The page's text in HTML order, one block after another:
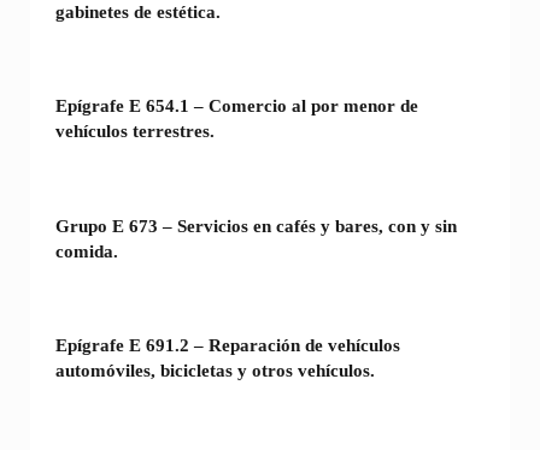
gabinetes de estética.
Epígrafe E 654.1 – Comercio al por menor de
vehículos terrestres.
Grupo E 673 – Servicios en cafés y bares, con y sin
comida.
Epígrafe E 691.2 – Reparación de vehículos
automóviles, bicicletas y otros vehículos.